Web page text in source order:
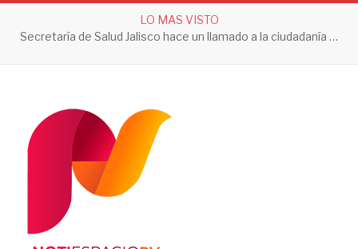
LO MAS VISTO
Secretaría de Salud Jalisco hace un llamado a la ciudadanía a tomar acciones contra el dengue en esta temporada de lluvias